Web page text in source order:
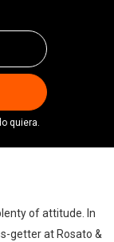
quiera.
of attitude. In
getter at Rosato &